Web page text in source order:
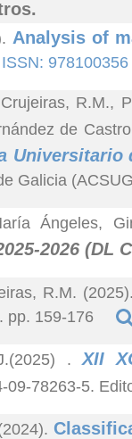
Analysis of
ISSN: 978100356
R.M.,
de
Universitario
Galicia
Ángeles,
2026 (DL
R.M. (2025).
. pp. 159-176
.XII
09-78263-5.